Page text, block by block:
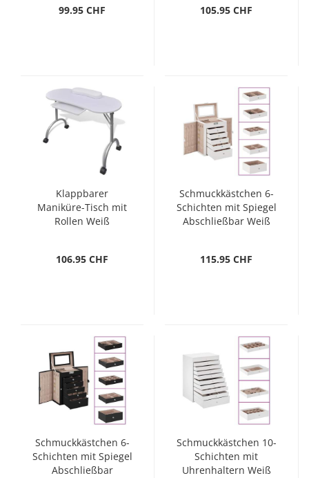
99.95 CHF
105.95 CHF
Klappbarer
Maniküre-Tisch mit
Rollen Weiß
106.95 CHF
Schmuckkästchen 6-
Schichten mit Spiegel
Abschließbar Weiß
115.95 CHF
Schmuckkästchen 6-
Schichten mit Spiegel
Abschließbar
Schmuckkästchen 10-
Schichten mit
Uhrenhaltern Weiß